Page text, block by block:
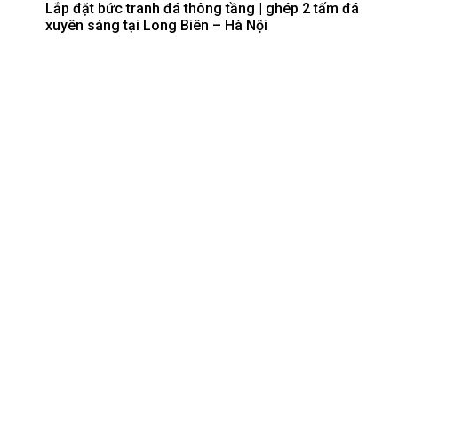
Lắp đặt bức tranh đá thông tầng | ghép 2 tấm đá
xuyên sáng tại Long Biên – Hà Nội